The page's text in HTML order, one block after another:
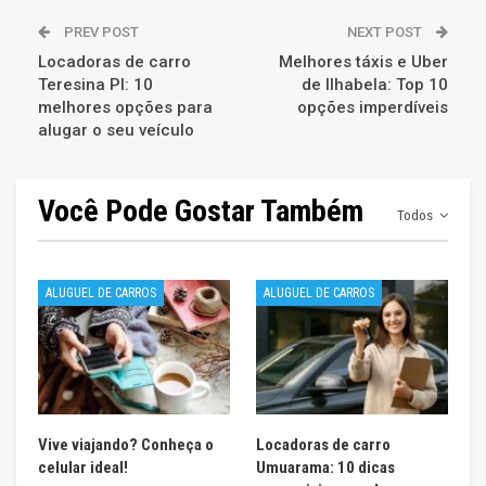
PREV POST
Locadoras de carro
Teresina PI: 10
melhores opções para
alugar o seu veículo
NEXT POST
Melhores táxis e Uber
de Ilhabela: Top 10
opções imperdíveis
Todos
Você Pode Gostar Também
ALUGUEL DE CARROS
Vive viajando? Conheça o
celular ideal!
ALUGUEL DE CARROS
Locadoras de carro
Umuarama: 10 dicas